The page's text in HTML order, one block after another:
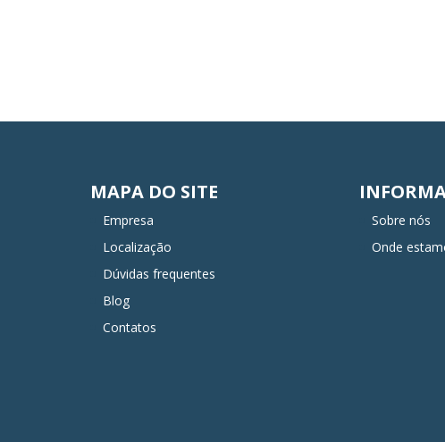
MAPA DO SITE
Empresa
Localização
Dúvidas frequentes
Blog
Contatos
Sobre nós
Onde